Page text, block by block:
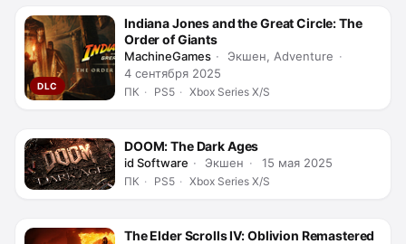
DLC
Indiana Jones and the Great Circle: The
Order of Giants
MachineGames
Экшен, Adventure
4 сентября 2025
ПК PS5 Xbox Series X/S
DOOM: The Dark Ages
id Software Экшен 15 мая 2025
ПК PS5 Xbox Series X/S
The Elder Scrolls IV: Oblivion Remastered